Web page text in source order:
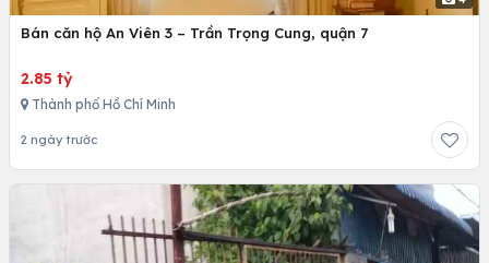
Bán căn hộ An Viên 3 – Trần Trọng Cung, quận 7
2.85 tỷ
Thành phố Hồ Chí Minh
2 ngày trước